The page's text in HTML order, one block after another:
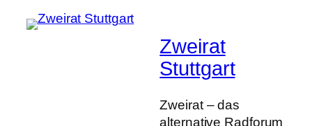
Zweirat
Stuttgart
Zweirat – das
alternative Radforum